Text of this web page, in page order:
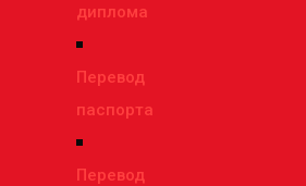
диплома
Перевод
паспорта
Перевод